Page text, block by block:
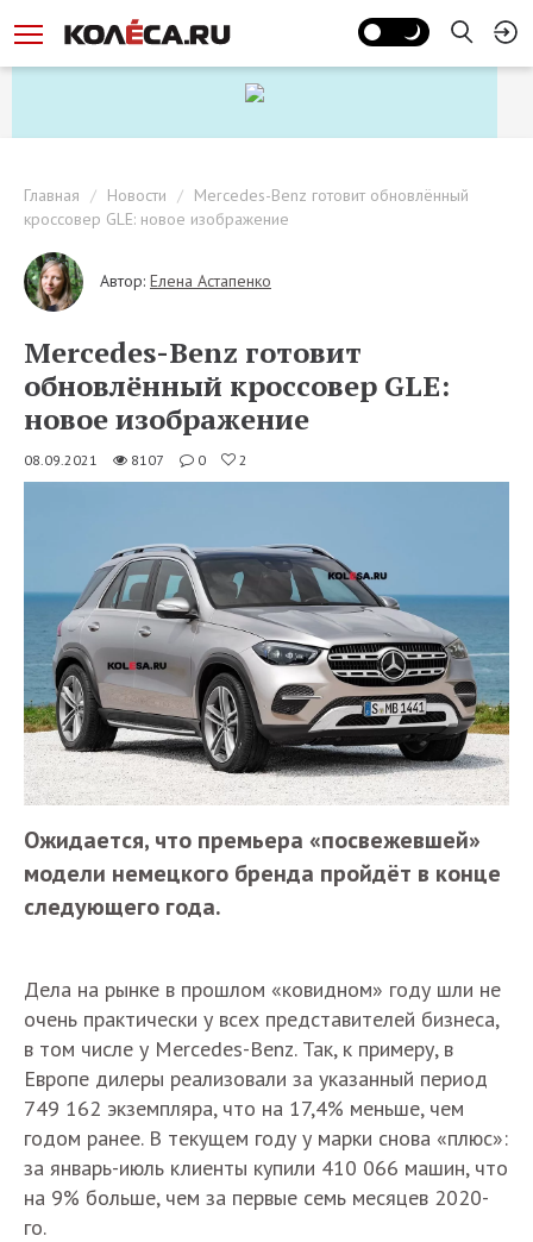
Главная Новости
Mercedes-Benz готовит обновлённый
кроссовер GLE: новое изображение
Автор: Елена Астапенко
Mercedes-Benz готовит
обновлённый кроссовер GLE:
новое изображение
08.09.2021 8107 0 2
Ожидается, что премьера «посвежевшей»
модели немецкого бренда пройдёт в конце
следующего года.
Дела на рынке в прошлом «ковидном» году шли не
очень практически у всех представителей бизнеса,
в том числе у Mercedes-Benz. Так, к примеру, в
Европе дилеры реализовали за указанный период
749 162 экземпляра, что на 17,4% меньше, чем
годом ранее. В текущем году у марки снова «плюс»:
за январь-июль клиенты купили 410 066 машин, что
на 9% больше, чем за первые семь месяцев 2020-
го.